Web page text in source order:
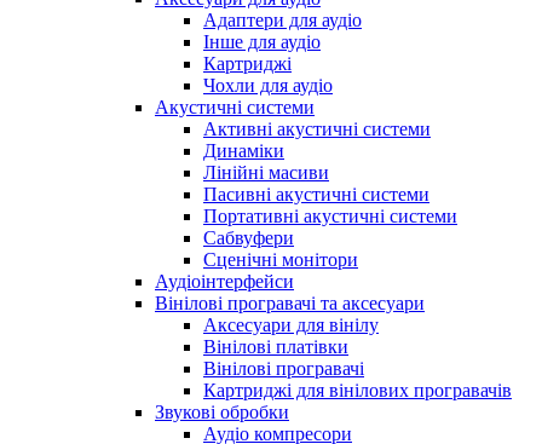
Адаптери для аудіо
Інше для аудіо
Картриджі
Чохли для аудіо
Акустичні системи
Активні акустичні системи
Динаміки
Лінійні масиви
Пасивні акустичні системи
Портативні акустичні системи
Сабвуфери
Сценічні монітори
Аудіоінтерфейси
Вінілові програвачі та аксесуари
Аксесуари для вінілу
Вінілові платівки
Вінілові програвачі
Картриджі для вінілових програвачів
Звукові обробки
Аудіо компресори